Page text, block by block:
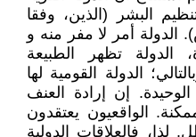
البشر (الذين، وفقا
الدولة أمر لا مفر منه و
الدولة تظهر الطبيعة
الدولة القومية لها
الوحيدة. إن إرادة العنف
الواقعيون يعتقدون
لذا، فالعلاقات الدولية